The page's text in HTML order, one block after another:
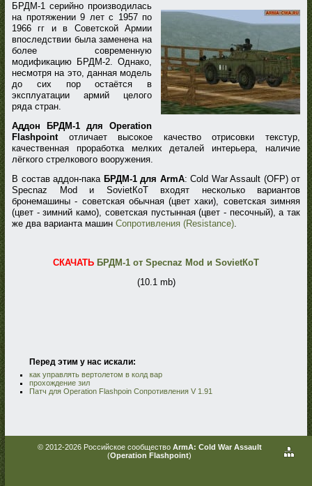
БРДМ-1 серийно производилась
на протяжении 9 лет с 1957 по
1966 гг и в Советской Армии
впоследствии была заменена на
более современную
модификацию БРДМ-2. Однако,
несмотря на это, данная модель
до сих пор остаётся в
эксплуатации армий целого
ряда стран.
Аддон БРДМ-1 для Operation
Flashpointотличает высокое качество отрисовки текстур,
качественная проработка мелких деталей интерьера, наличие
лёгкого стрелкового вооружения.
В состав аддон-пака БРДМ-1 для ArmA: Cold War Assault (OFP) от
Specnaz Mod и SovietКоТ входят несколько вариантов
бронемашины - советская обычная (цвет хаки), советская зимняя
(цвет - зимний камо), советская пустынная (цвет - песочный), а так
же два варианта машин Сопротивления (Resistance).
СКАЧАТЬ БРДМ-1 от Specnaz Mod и SovietКоТ
(10.1 mb)
Перед этим у нас искали:
как управлять вертолетом в колд вар
прохождение зил
Патч для Operation Flashpoin Сопротивления V 1.91
© 2012-2026 Российское сообщество ArmA: Cold War Assault
(Operation Flashpoint)